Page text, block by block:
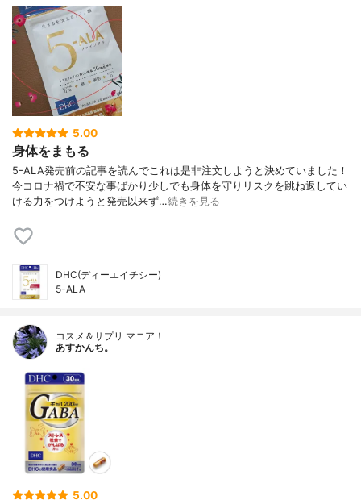
5.00
身体をまもる
5-ALA発売前の記事を読んでこれは是非注文しようと決めていました！
今コロナ禍で不安な事ばかり少しでも身体を守りリスクを跳ね返してい
ける力をつけようと発売以来ず…続きを見る
DHC(ディーエイチシー)
5-ALA
コスメ＆サプリ マニア！
あすかんち。
5.00